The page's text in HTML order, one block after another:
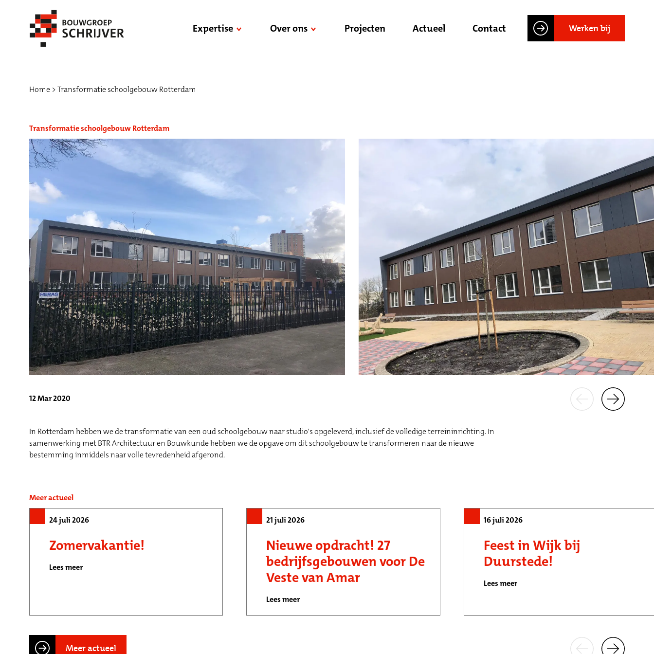
Expertise Over ons Projecten Actueel Contact Werken bij
Home Transformatie schoolgebouw Rotterdam
Transformatie schoolgebouw Rotterdam
12 Mar 2020
In Rotterdam hebben we de transformatie van een oud schoolgebouw naar studio's opgeleverd, inclusief de volledige terreininrichting. In
samenwerking met BTR Architectuur en Bouwkunde hebben we de opgave om dit schoolgebouw te transformeren naar de nieuwe
bestemming inmiddels naar volle tevredenheid afgerond.
Meer actueel
24 juli 2026
Zomervakantie!
Lees meer
21 juli 2026
Nieuwe opdracht! 27
bedrijfsgebouwen voor De
Veste van Amar
Lees meer
16 juli 2026
Feest in Wijk bij
Duurstede!
Lees meer
Meer actueel